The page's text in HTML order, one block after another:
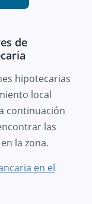
de
hipotecarias
local
continuación
las
la zona.
en el